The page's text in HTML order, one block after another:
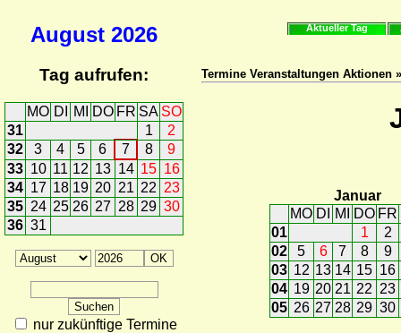
August 2026
Tag aufrufen:
MO DI MI DO FR SA SO
31
1
2
32
3 4 5 6 7 8
9
33 10 11 12 13 14 15 16
34 17 18 19 20 21 22 23
35 24 25 26 27 28 29 30
36 31
nur zukünftige Termine
Aktueller Tag
Termine Veranstaltungen Aktionen
Januar
MO DI MI DO FR
01
1
2
02
5 6 7 8
9
03 12 13 14 15 16
04 19 20 21 22 23
05 26 27 28 29 30